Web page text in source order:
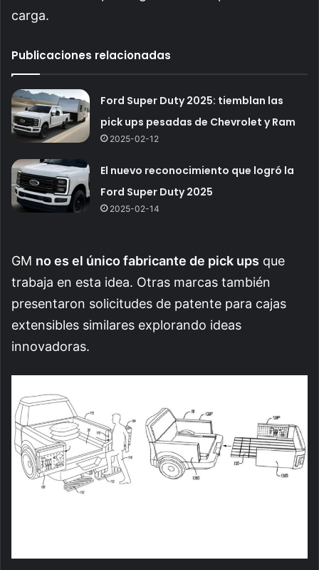
carga.
Publicaciones relacionadas
Ford Super Duty 2025: tiemblan las
pick ups pesadas de Chevrolet y Ram
2025-02-12
El nuevo reconocimiento que logró la
Ford Super Duty 2025
2025-02-14
GM no es el único fabricante de pick ups que
trabaja en esta idea. Otras marcas también
presentaron solicitudes de patente para cajas
extensibles similares explorando ideas
innovadoras.